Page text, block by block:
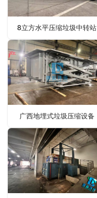
8立方水平压缩垃圾中转站
广西地埋式垃圾压缩设备